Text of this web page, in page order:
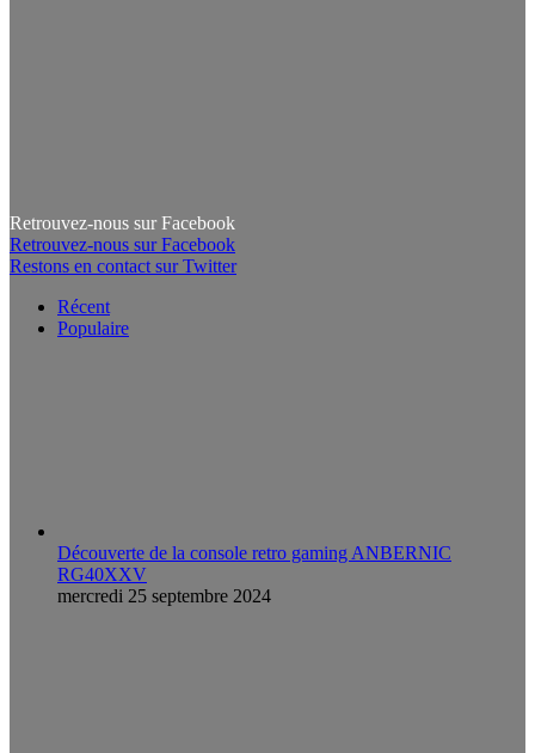
Retrouvez-nous sur Facebook
Retrouvez-nous sur Facebook
Restons en contact sur Twitter
Récent
Populaire
Découverte de la console retro gaming ANBERNIC
RG40XXV
mercredi 25 septembre 2024